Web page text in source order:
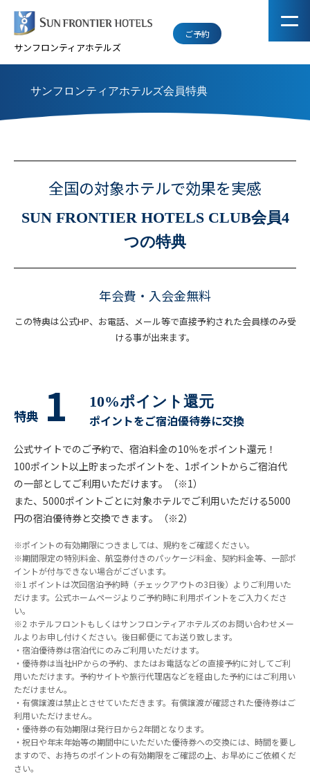
サンフロンティアホテルズ
ご予約
サンフロンティアホテルズ会員特典
全国の対象ホテルで効果を実感
SUN FRONTIER HOTELS CLUB会員4
つの特典
年会費・入会金無料
この特典は公式HP、お電話、メール等で直接予約された会員様のみ受
ける事が出来ます。
特典 1 10%ポイント還元
ポイントをご宿泊優待券に交換
公式サイトでのご予約で、宿泊料金の10％をポイント還元！
100ポイント以上貯まったポイントを、1ポイントからご宿泊代
の一部としてご利用いただけます。（※1）
また、5000ポイントごとに対象ホテルでご利用いただける5000
円の宿泊優待券と交換できます。（※2）
※ポイントの有効期限につきましては、規約をご確認ください。
※期間限定の特別料金、航空券付きのパッケージ料金、契約料金等、一部ポ
イントが付与できない場合がございます。
※1 ポイントは次回宿泊予約時（チェックアウトの3日後）よりご利用いた
だけます。公式ホームページよりご予約時に利用ポイントをご入力くださ
い。
※2 ホテルフロントもしくはサンフロンティアホテルズのお問い合わせメー
ルよりお申し付けください。後日郵便にてお送り致します。
・宿泊優待券は宿泊代にのみご利用いただけます。
・優待券は当社HPからの予約、またはお電話などの直接予約に対してご利
用いただけます。予約サイトや旅行代理店などを経由した予約にはご利用い
ただけません。
・有償譲渡は禁止とさせていただきます。有償譲渡が確認された優待券はご
利用いただけません。
・優待券の有効期限は発行日から2年間となります。
・祝日や年末年始等の期間中にいただいた優待券への交換には、時間を要し
ますので、お持ちのポイントの有効期限をご確認の上、お早めにご依頼くだ
さい。